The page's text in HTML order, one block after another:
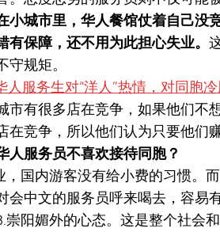
小城市里，华人餐馆仗着自己没
有保障，还不用为此担心失业。
守规矩。
市有很多店在竞争，如果他们不
在竞争，所以他们认为只要他们
人服务员不喜欢接待同胞？
，国内游客没有给小费的习惯。
会中文的服务员呼来喝去，容易
崇阳媚外的心态。这是整个社会